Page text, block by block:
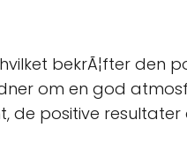
bekrÃ¦fter den
om en god
positive resultater